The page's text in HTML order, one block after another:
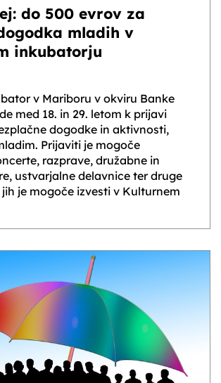
do 500 evrov za
mladih v
inkubatorju
v Mariboru v okviru Banke
med 18. in 29. letom k prijavi
dogodke in aktivnosti,
Prijaviti je mogoče
razprave, družabne in
ustvarjalne delavnice ter druge
je mogoče izvesti v Kulturnem